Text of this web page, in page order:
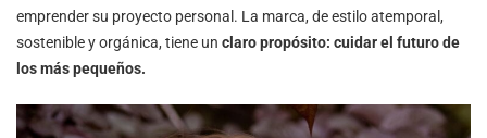
emprender su proyecto personal. La marca, de estilo atemporal,
sostenible y orgánica, tiene un claro propósito: cuidar el futuro de
los más pequeños.